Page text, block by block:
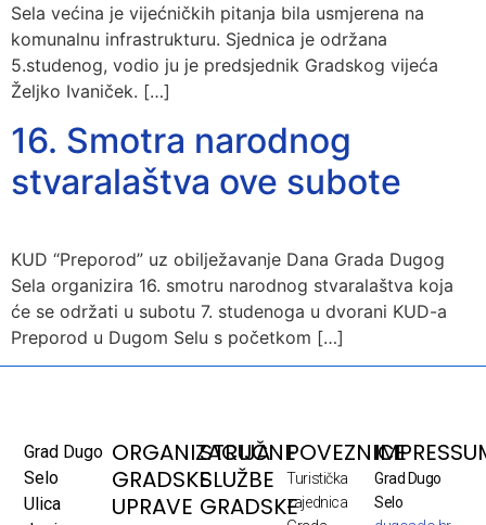
Sela većina je vijećničkih pitanja bila usmjerena na
komunalnu infrastrukturu. Sjednica je održana
5.studenog, vodio ju je predsjednik Gradskog vijeća
Željko Ivaniček. […]
16. Smotra narodnog
stvaralaštva ove subote
KUD “Preporod” uz obilježavanje Dana Grada Dugog
Sela organizira 16. smotru narodnog stvaralaštva koja
će se održati u subotu 7. studenoga u dvorani KUD-a
Preporod u Dugom Selu s početkom […]
Grad Dugo
Selo
Ulica
ORGANIZACIJA
GRADSKE
UPRAVE
STRUČNE
SLUŽBE
GRADSKE
POVEZNICE
Turistička
zajednica
Grad Dugo
Selo